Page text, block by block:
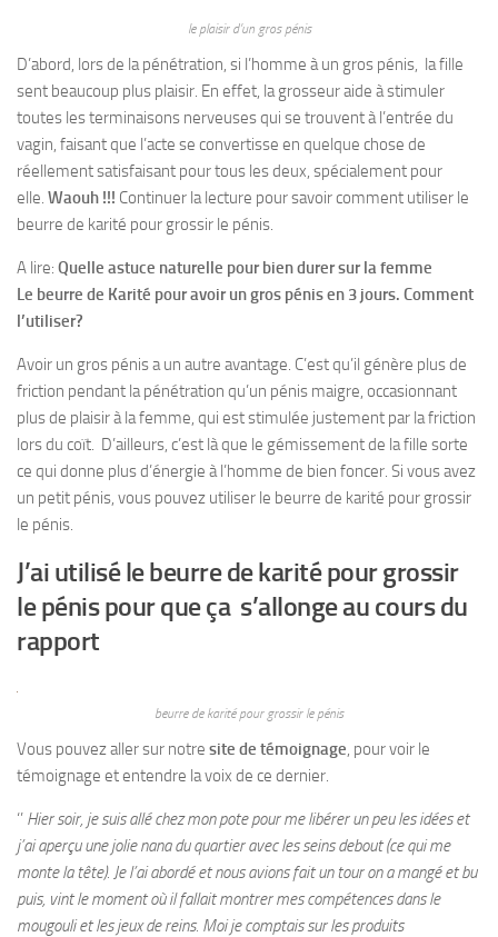
le plaisir d’un gros pénis
D’abord, lors de la pénétration, si l’homme à un gros pénis, la fille
sent beaucoup plus plaisir. En effet, la grosseur aide à stimuler
toutes les terminaisons nerveuses qui se trouvent à l’entrée du
vagin, faisant que l’acte se convertisse en quelque chose de
réellement satisfaisant pour tous les deux, spécialement pour
elle. Waouh !!! Continuer la lecture pour savoir comment utiliser le
beurre de karité pour grossir le pénis.
A lire: Quelle astuce naturelle pour bien durer sur la femme
Le beurre de Karité pour avoir un gros pénis en 3 jours. Comment
l’utiliser?
Avoir un gros pénis a un autre avantage. C’est qu’il génère plus de
friction pendant la pénétration qu’un pénis maigre, occasionnant
plus de plaisir à la femme, qui est stimulée justement par la friction
lors du coït. D’ailleurs, c’est là que le gémissement de la fille sorte
ce qui donne plus d’énergie à l’homme de bien foncer. Si vous avez
un petit pénis, vous pouvez utiliser le beurre de karité pour grossir
le pénis.
J’ai utilisé le beurre de karité pour grossir
le pénis pour que ça s’allonge au cours du
rapport
beurre de karité pour grossir le pénis
Vous pouvez aller sur notre site de témoignage, pour voir le
témoignage et entendre la voix de ce dernier.
‘’ Hier soir, je suis allé chez mon pote pour me libérer un peu les idées et
j’ai aperçu une jolie nana du quartier avec les seins debout (ce qui me
monte la tête). Je l’ai abordé et nous avions fait un tour on a mangé et bu
puis, vint le moment où il fallait montrer mes compétences dans le
mougouli et les jeux de reins. Moi je comptais sur les produits